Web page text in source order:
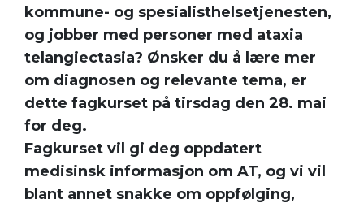
kommune- og spesialisthelsetjenesten,
og jobber med personer med ataxia
telangiectasia? Ønsker du å lære mer
om diagnosen og relevante tema, er
dette fagkurset på tirsdag den 28. mai
for deg.
Fagkurset vil gi deg oppdatert
medisinsk informasjon om AT, og vi vil
blant annet snakke om oppfølging,